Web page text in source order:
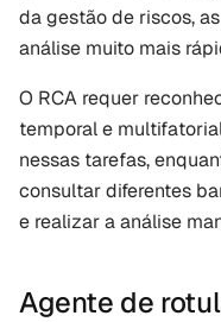
da gestão de riscos,
análise muito mais
O RCA requer
temporal e
nessas tarefas,
consultar diferentes
e realizar a análise
Agente de